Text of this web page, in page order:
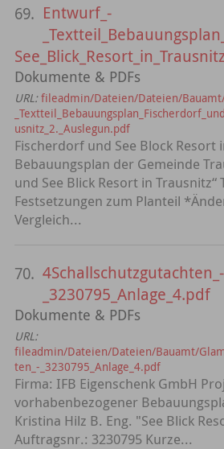
69. Entwurf_-
Dokumente & PDFs
URL: fileadmin/Dateien/Dateien/
usnitz_2._Auslegun.pdf
Fischerdorf und See Block Resort
Bebauungsplan der Gemeinde
und See Blick Resort in Trausnitz“
Festsetzungen zum Planteil
Vergleich...
70. 4Schallschutzgutachten_-
_3230795_Anlage_4.pdf
Dokumente & PDFs
URL:
fileadmin/Dateien/Dateien/Bauamt/
ten_-_3230795_Anlage_4.pdf
Firma: IFB Eigenschenk GmbH
vorhabenbezogener
Kristina Hilz B. Eng. "See Blick
Auftragsnr.: 3230795 Kurze...